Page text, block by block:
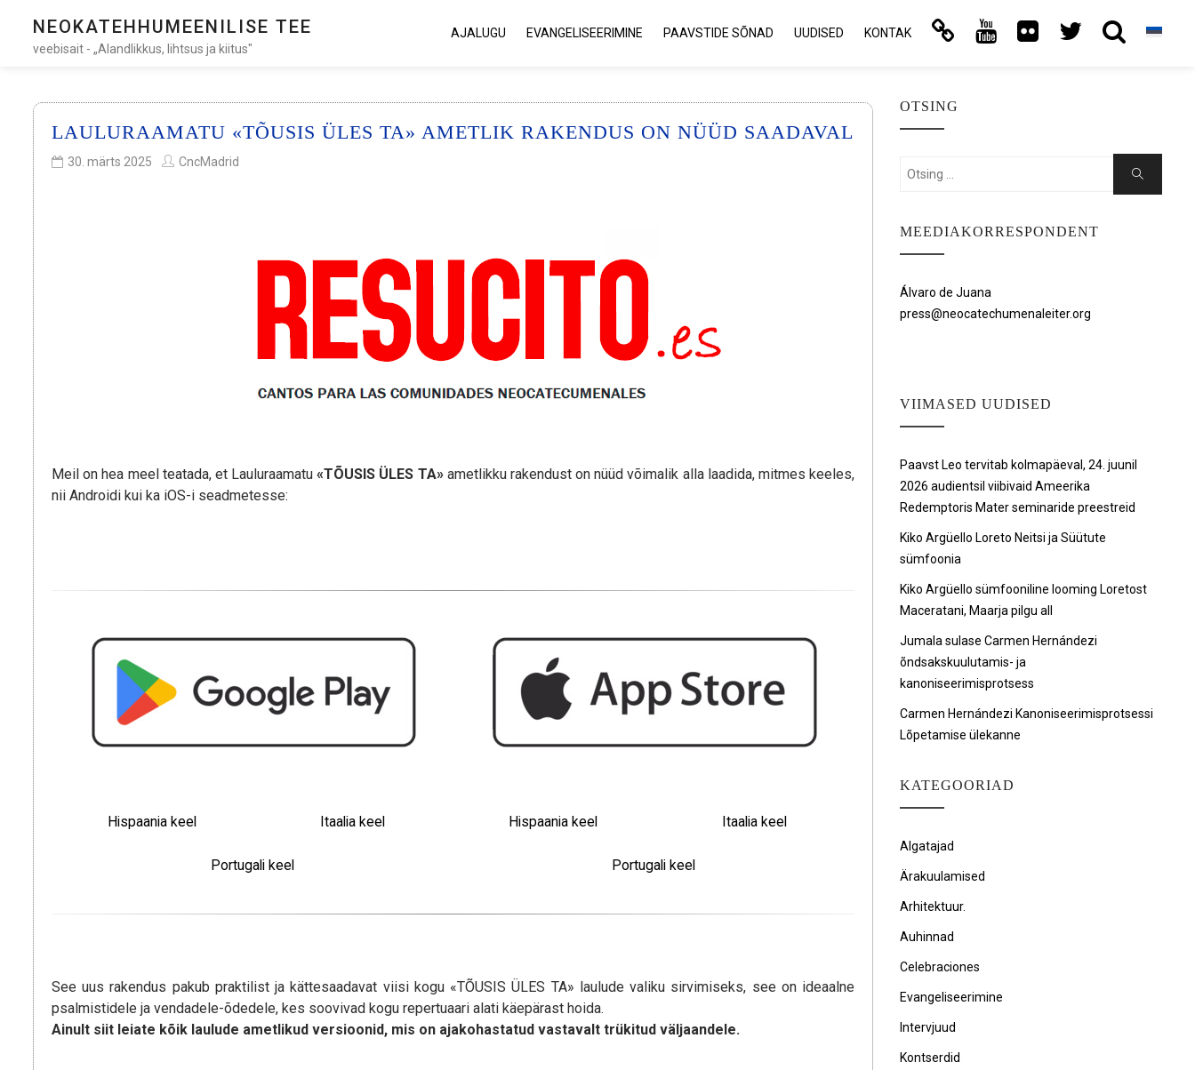
NEOKATEHHUMEENILISE TEE
veebisait - „Alandlikkus, lihtsus ja kiitus"
AJALUGU EVANGELISEERIMINE PAAVSTIDE SÕNAD UUDISED KONTAK
LAULURAAMATU «TÕUSIS ÜLES TA» AMETLIK RAKENDUS ON NÜÜD SAADAVAL
30. märts 2025 CncMadrid
Meil on hea meel teatada, et Lauluraamatu «TÕUSIS ÜLES TA» ametlikku rakendust on nüüd võimalik alla laadida, mitmes keeles,
nii Androidi kui ka iOS-i seadmetesse:
Hispaania keel Itaalia keel
Portugali keel
Hispaania keel Itaalia keel
Portugali keel
See uus rakendus pakub praktilist ja kättesaadavat viisi kogu «TÕUSIS ÜLES TA» laulude valiku sirvimiseks, see on ideaalne
psalmistidele ja vendadele-õdedele, kes soovivad kogu repertuaari alati käepärast hoida.
Ainult siit leiate kõik laulude ametlikud versioonid, mis on ajakohastatud vastavalt trükitud väljaandele.
OTSING
Search
Search
MEEDIAKORRESPONDENT
Álvaro de Juana
press@neocatechumenaleiter.org
VIIMASED UUDISED
Paavst Leo tervitab kolmapäeval, 24. juunil
2026 audientsil viibivaid Ameerika
Redemptoris Mater seminaride preestreid
Kiko Argüello Loreto Neitsi ja Süütute
sümfoonia
Kiko Argüello sümfooniline looming Loretost
Maceratani, Maarja pilgu all
Jumala sulase Carmen Hernándezi
õndsakskuulutamis- ja
kanoniseerimisprotsess
Carmen Hernándezi Kanoniseerimisprotsessi
Lõpetamise ülekanne
KATEGOORIAD
Algatajad
Ärakuulamised
Arhitektuur.
Auhinnad
Celebraciones
Evangeliseerimine
Intervjuud
Kontserdid